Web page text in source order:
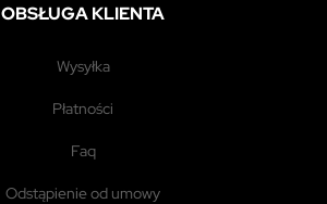
OBSŁUGA KLIENTA
wysyłka
płatności
faq
odstąpienie od umowy